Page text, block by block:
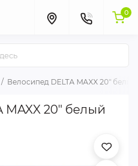
0
Велосипед DELTA MAXX 20" белый
MAXX 20" белый